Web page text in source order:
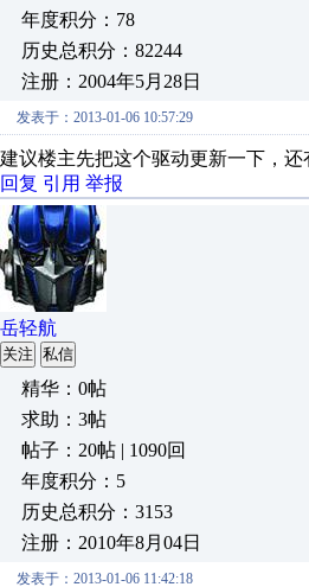
年度积分：78
历史总积分：82244
注册：2004年5月28日
发表于：2013-01-06 10:57:29
建议楼主先把这个驱动更新一下，
回复 引用 举报
岳轻航
关注 私信
精华：0帖
求助：3帖
帖子：20帖 | 1090回
年度积分：5
历史总积分：3153
注册：2010年8月04日
发表于：2013-01-06 11:42:18